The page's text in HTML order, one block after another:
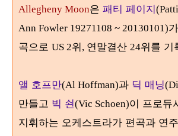
Allegheny Moon은 패티 페이지
Ann Fowler 19271108 ~ 20130101)가
곡으로 US 2위, 연말결산 24위를 기
앨 호프만(Al Hoffman)과 딕 매닝
만들고 빅 쇤(Vic Schoen)이 프로듀
지휘하는 오케스트라가 편곡과 연